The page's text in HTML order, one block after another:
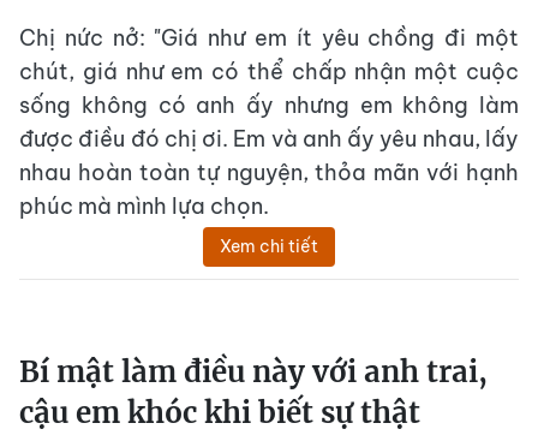
Chị nức nở: "Giá như em ít yêu chồng đi một
chút, giá như em có thể chấp nhận một cuộc
sống không có anh ấy nhưng em không làm
được điều đó chị ơi. Em và anh ấy yêu nhau, lấy
nhau hoàn toàn tự nguyện, thỏa mãn với hạnh
phúc mà mình lựa chọn.
Xem chi tiết
Bí mật làm điều này với anh trai,
cậu em khóc khi biết sự thật